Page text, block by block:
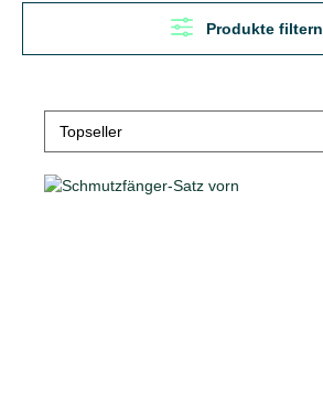
Produkte filtern